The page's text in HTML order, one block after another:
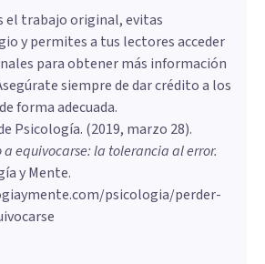
el trabajo original, evitas
y permites a tus lectores acceder
para obtener más información
siempre de dar crédito a los
forma adecuada.
Psicología. (2019, marzo 28).
equivocarse: la tolerancia al error.
y Mente.
psicologia/perder-